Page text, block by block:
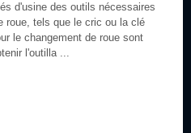
d'usine des outils nécessaires
roue, tels que le cric ou la clé
le changement de roue sont
l'outilla ...